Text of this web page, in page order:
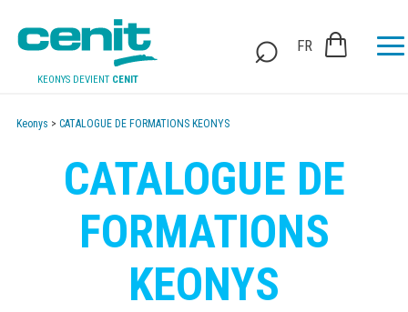
KEONYS DEVIENT CENIT
FR
Keonys > CATALOGUE DE FORMATIONS KEONYS
CATALOGUE DE
FORMATIONS
KEONYS